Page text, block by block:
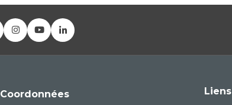
Coordonnées Liens